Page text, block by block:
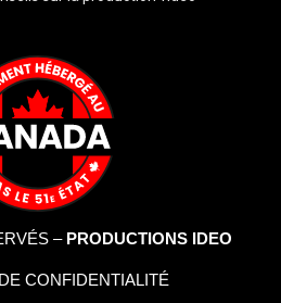
– PRODUCTIONS IDEO
CONFIDENTIALITÉ